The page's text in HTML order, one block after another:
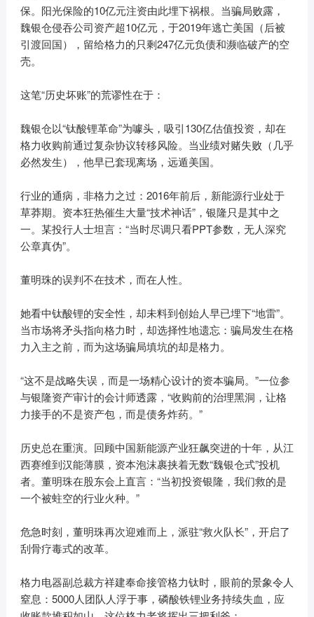
保。阳光保险的10亿元注资由此埋下祸根。当骗局败露，
魏银仓侵吞公司资产超10亿元，于2019年逃亡美国（后被
引渡回国），留给格力的只剩247亿元负债和濒临破产的空
壳。
这笔“历史坏账”的荒谬性在于：
魏银仓以“钛酸锂革命”为噱头，吸引130亿估值投资，却在
格力收购前通过复杂协议转移风险。当业绩对赌失败（几乎
必然发生），他早已套现离场，远遁美国。
行业的通病，非格力之过：2016年前后，新能源行业处于
草莽期。资本狂热催生大量“技术神话”，银隆只是其中之
一。某投行人士坦言：“当时尽调只看PPT参数，无人深究
公章真伪”。
董明珠的误判不在技术，而在人性。
她看中钛酸锂的安全性，却未料到创始人早已埋下“地雷”。
当市场将矛头指向格力时，却选择性地遗忘：骗局发生在格
力入主之前，而为这场骗局填坑的却是格力。
“这不是战略失误，而是一场精心设计的资本骗局。”一位参
与银隆资产审计的会计师透露，“收购前的治理黑洞，让格
力接手的不是资产包，而是债务炸药。”
历史总在重演。回顾中国新能源产业狂飙突进的十年，从江
西赛维到汉能薄膜，资本泡沫裹挟着无数“魏银仓式”投机
者。董明珠在股东会上直言：“当初投资银隆，我们救的是
一个被蛀空的行业火种。”
危急时刻，董明珠再次迎难而上，派驻“救火队长”，开启了
刮骨疗毒式的改革。
格力电器副总裁方祥建奉命接管格力钛时，眼前的景象令人
窒息：5000人团队人浮于事，磷酸铁锂业务持续失血，应